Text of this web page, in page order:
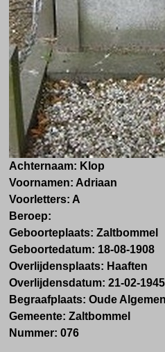
Achternaam: Klop
Voornamen: Adriaan
Voorletters: A
Beroep:
Geboorteplaats: Zaltbommel
Geboortedatum: 18-08-1908
Overlijdensplaats: Haaften
Overlijdensdatum: 21-02-1945
Begraafplaats: Oude
Gemeente: Zaltbommel
Nummer: 076